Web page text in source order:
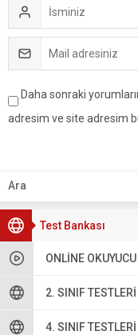
Test Bankası
ONLINE OKUYUCU
2. SINIF TESTLERI
4. SINIF TESTLERI
Daha sonraki
adresim ve site adresim